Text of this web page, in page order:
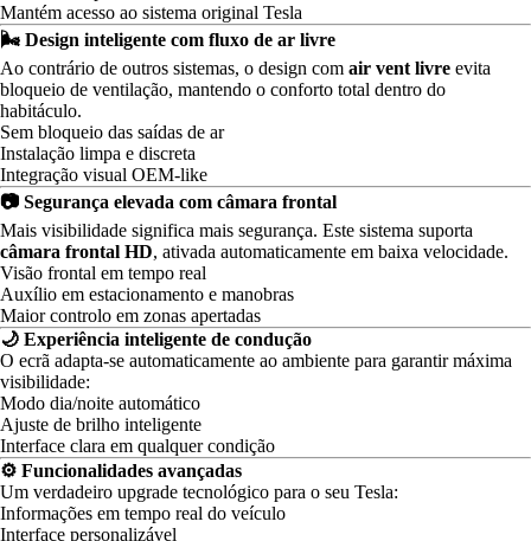
Mantém acesso ao sistema original Tesla
🌬️ Design inteligente com fluxo de ar livre
Ao contrário de outros sistemas, o design com air vent livre evita
bloqueio de ventilação, mantendo o conforto total dentro do
habitáculo.
Sem bloqueio das saídas de ar
Instalação limpa e discreta
Integração visual OEM-like
📷 Segurança elevada com câmara frontal
Mais visibilidade significa mais segurança. Este sistema suporta
câmara frontal HD, ativada automaticamente em baixa velocidade.
Visão frontal em tempo real
Auxílio em estacionamento e manobras
Maior controlo em zonas apertadas
🌙 Experiência inteligente de condução
O ecrã adapta-se automaticamente ao ambiente para garantir máxima
visibilidade:
Modo dia/noite automático
Ajuste de brilho inteligente
Interface clara em qualquer condição
⚙️ Funcionalidades avançadas
Um verdadeiro upgrade tecnológico para o seu Tesla:
Informações em tempo real do veículo
Interface personalizável